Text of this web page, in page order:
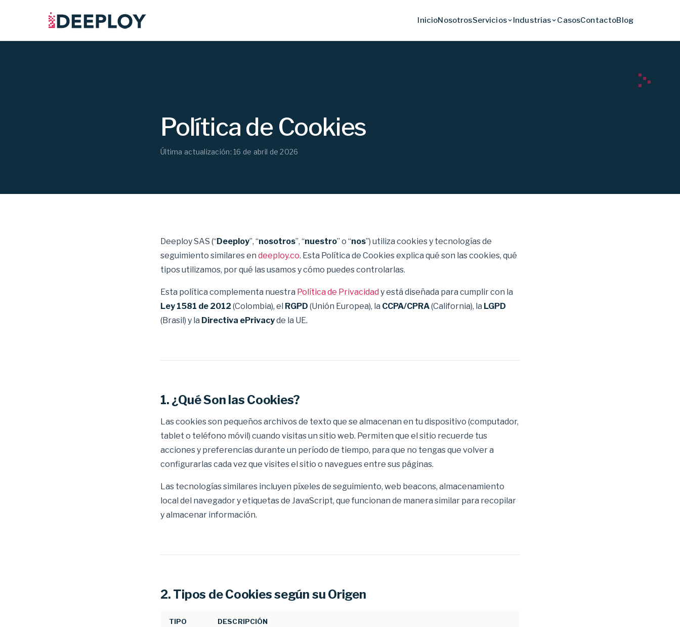
InicioNosotrosServicios Industrias CasosContactoBlog
Política de Cookies
Última actualización: 16 de abril de 2026
Deeploy SAS (“Deeploy”, “nosotros”, “nuestro” o “nos”) utiliza cookies y tecnologías de
seguimiento similares en deeploy.co. Esta Política de Cookies explica qué son las cookies, qué
tipos utilizamos, por qué las usamos y cómo puedes controlarlas.
Esta política complementa nuestra Política de Privacidad y está diseñada para cumplir con la
Ley 1581 de 2012 (Colombia), el RGPD (Unión Europea), la CCPA/CPRA(California), la LGPD
(Brasil) y la Directiva ePrivacyde la UE.
1. ¿Qué Son las Cookies?
Las cookies son pequeños archivos de texto que se almacenan en tu dispositivo (computador,
tablet o teléfono móvil) cuando visitas un sitio web. Permiten que el sitio recuerde tus
acciones y preferencias durante un período de tiempo, para que no tengas que volver a
configurarlas cada vez que visites el sitio o navegues entre sus páginas.
Las tecnologías similares incluyen píxeles de seguimiento, web beacons, almacenamiento
local del navegador y etiquetas de JavaScript, que funcionan de manera similar para recopilar
y almacenar información.
2. Tipos de Cookies según su Origen
TIPO DESCRIPCIÓN